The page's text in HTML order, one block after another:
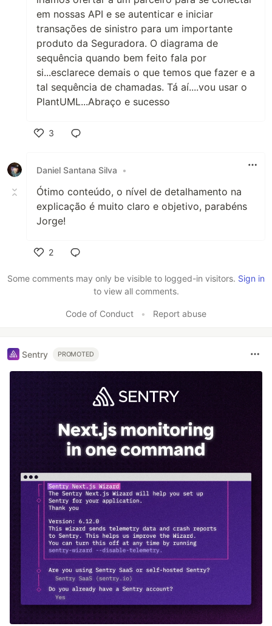
em nossas API e se autenticar e iniciar
transações de sinistro para um importante
produto da Seguradora. O diagrama de
sequência quando bem feito fala por
si...esclarece demais o que temos que fazer e a
tal sequência de chamadas. Tá aí....vou usar o
PlantUML...Abraço e sucesso
3
Daniel Santana Silva
•
Ótimo conteúdo, o nível de detalhamento na
explicação é muito claro e objetivo, parabéns
Jorge!
2
Some comments may only be visible to logged-in visitors. Sign in
to view all comments.
Code of Conduct • Report abuse
Sentry PROMOTED